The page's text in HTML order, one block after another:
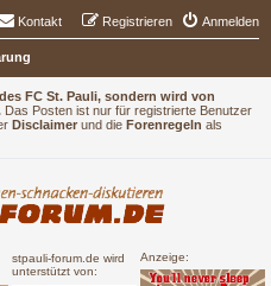
FC St. Pauli, sondern wird von
Das Posten ist nur für registrierte Benutzer
Disclaimer und die Forenregeln als
stpauli-forum.de wird
unterstützt von:
Anzeige:
Kontakt Anmelden
Registrieren